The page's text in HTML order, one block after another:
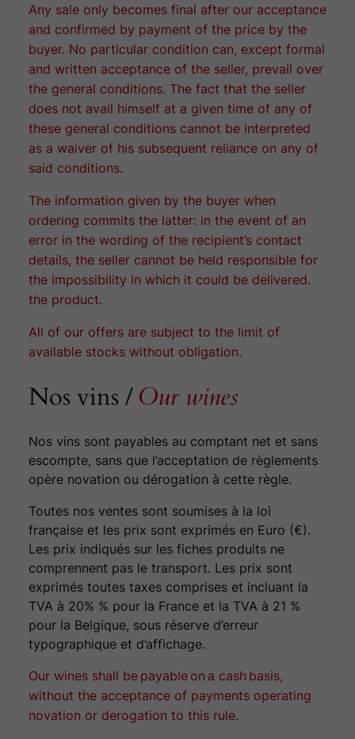
Any sale only becomes final after our acceptance
and confirmed by payment of the price by the
buyer. No particular condition can, except formal
and written acceptance of the seller, prevail over
the general conditions. The fact that the seller
does not avail himself at a given time of any of
these general conditions cannot be interpreted
as a waiver of his subsequent reliance on any of
said conditions.
The information given by the buyer when
ordering commits the latter: in the event of an
error in the wording of the recipient’s contact
details, the seller cannot be held responsible for
the impossibility in which it could be delivered.
the product.
All of our offers are subject to the limit of
available stocks without obligation.
Nos vins /Our wines
Nos vins sont payables au comptant net et sans
escompte, sans que l’acceptation de règlements
opère novation ou dérogation à cette règle.
Toutes nos ventes sont soumises à la loi
française et les prix sont exprimés en Euro (€).
Les prix indiqués sur les fiches produits ne
comprennent pas le transport. Les prix sont
exprimés toutes taxes comprises et incluant la
TVA à 20% % pour la France et la TVA à 21 %
pour la Belgique, sous réserve d’erreur
typographique et d’affichage.
Our wines shall be payable on a cash basis,
without the acceptance of payments operating
novation or derogation to this rule.